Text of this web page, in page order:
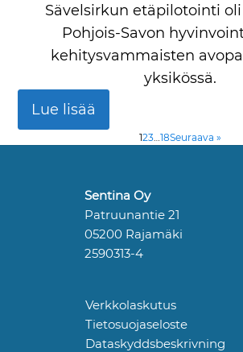
Sävelsirkun etäpilotointi
Pohjois-Savon
kehitysvammaisten
yksikössä.
Lue lisää
123…18Seuraava »
Sentina Oy
Patruunantie 21
05200 Rajamäki
2590313-4
Verkkolaskutus
Tietosuojaseloste
Dataskyddsbeskrivning